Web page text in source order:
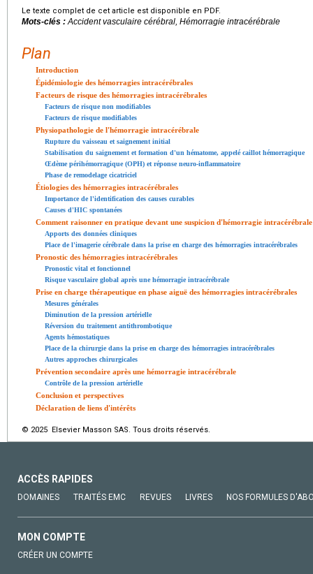
Le texte complet de cet article est disponible en PDF.
Mots-clés :Accident vasculaire cérébral, Hémorragie intracérébrale
Plan
Introduction
Épidémiologie des hémorragies intracérébrales
Facteurs de risque des hémorragies intracérébrales
Facteurs de risque non modifiables
Facteurs de risque modifiables
Physiopathologie de l'hémorragie intracérébrale
Rupture du vaisseau et saignement initial
Stabilisation du saignement et formation d'un hématome, appelé caillot hémorragique
Œdème périhémorragique (OPH) et réponse neuro-inflammatoire
Phase de remodelage cicatriciel
Étiologies des hémorragies intracérébrales
Importance de l'identification des causes curables
Causes d'HIC spontanées
Comment raisonner en pratique devant une suspicion d'hémorragie
Apports des données cliniques
Place de l'imagerie cérébrale dans la prise en charge des hémorragies intracérébrales
Pronostic des hémorragies intracérébrales
Pronostic vital et fonctionnel
Risque vasculaire global après une hémorragie intracérébrale
Prise en charge thérapeutique en phase aiguë des hémorragies intracérébrales
Mesures générales
Diminution de la pression artérielle
Réversion du traitement antithrombotique
Agents hémostatiques
Place de la chirurgie dans la prise en charge des hémorragies intracérébrales
Autres approches chirurgicales
Prévention secondaire après une hémorragie intracérébrale
Contrôle de la pression artérielle
Conclusion et perspectives
Déclaration de liens d'intérêts
© 2025 Elsevier Masson SAS. Tous droits réservés.
ACCÈS RAPIDES
DOMAINES TRAITÉS EMC REVUES LIVRES NOS FORMULES
MON COMPTE
CRÉER UN COMPTE